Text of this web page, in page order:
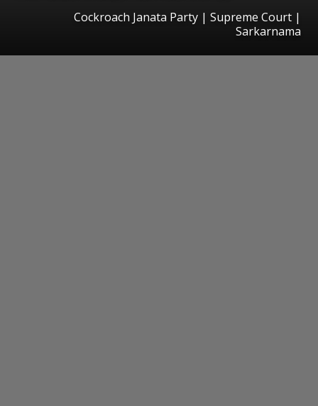
Cockroach Janata Party | Supreme Court |
Sarkarnama